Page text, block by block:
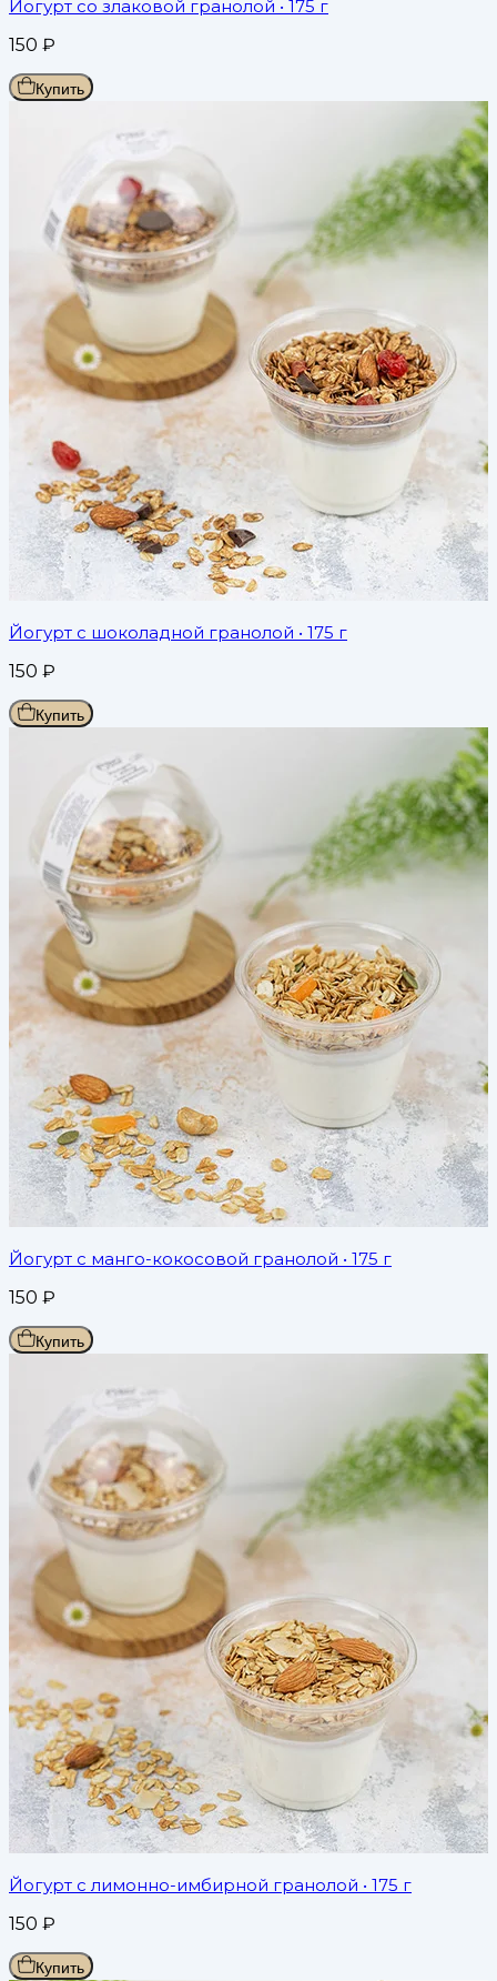
Йогурт со злаковой гранолой • 175 г
150 ₽
Купить
Йогурт с шоколадной гранолой • 175 г
150 ₽
Купить
Йогурт с манго-кокосовой гранолой • 175 г
150 ₽
Купить
Йогурт с лимонно-имбирной гранолой • 175 г
150 ₽
Купить